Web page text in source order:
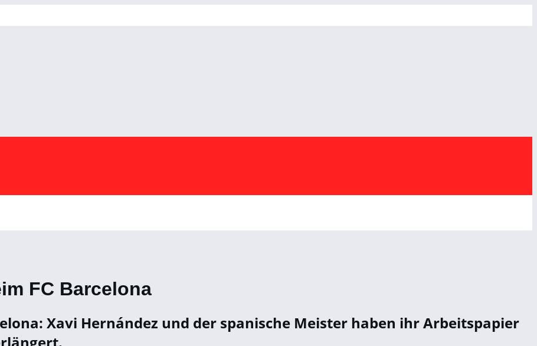
FC Barcelona
Xavi Hernández und der spanische Meister haben ihr Arbeitspapier